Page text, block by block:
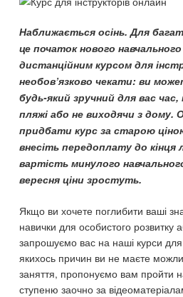
Наближається осінь. Для
це початок нового
дистанційним курсом для
необов’язково чекати: ви
будь-який зручний для вас час,
пляжі або не виходячи з
придбати курс за старою
внесіть передоплату до кінця
вартість минулого
вересня ціни зростуть.
Якщо ви хочете поглибити ваші
навички для особистого розвитку
запрошуємо вас на наші курси для
якихось причин ви не маєте
заняття, пропонуємо вам пройти
ступеню заочно за